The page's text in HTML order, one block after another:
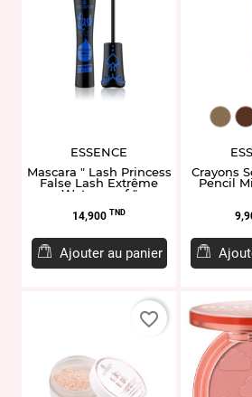
ESSENCE
Mascara " Lash Princess
False Lash Extrême
Waterproof "
Prix
14,900 TND
Ajouter au panier
Crayons
Pencil
favorite_border